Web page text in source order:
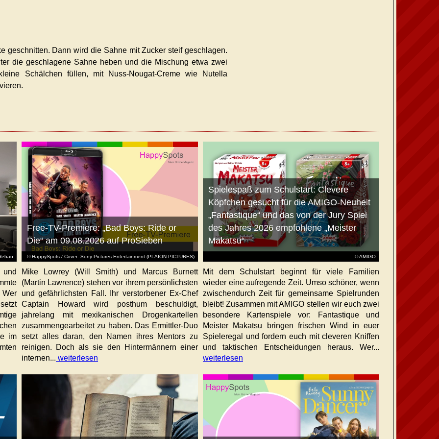
geschnitten. Dann wird die Sahne mit Zucker steif geschlagen.
die geschlagene Sahne heben und die Mischung etwa zwei
Schälchen füllen, mit Nuss-Nougat-Creme wie Nutella
im
© HappySpots / Cover: Sony Pictures Entertainment (PLAION PICTURES)
Free-TV-Premiere: „Bad Boys: Ride or
Die“ am 09.08.2026 auf ProSieben
Mike Lowrey (Will Smith) und Marcus Burnett
(Martin Lawrence) stehen vor ihrem persönlichsten
und gefährlichsten Fall. Ihr verstorbener Ex-Chef
Captain Howard wird posthum beschuldigt,
jahrelang mit mexikanischen Drogenkartellen
zusammengearbeitet zu haben. Das Ermittler-Duo
setzt alles daran, den Namen ihres Mentors zu
reinigen. Doch als sie den Hintermännern einer
internen... weiterlesen
© AMIGO
Spielespaß zum Schulstart: Clevere
Köpfchen gesucht für die AMIGO-Neuheit
„Fantastique“ und das von der Jury Spiel
des Jahres 2026 empfohlene „Meister
Makatsu“
Mit dem Schulstart beginnt für viele Familien
wieder eine aufregende Zeit. Umso schöner, wenn
zwischendurch Zeit für gemeinsame Spielrunden
bleibt! Zusammen mit AMIGO stellen wir euch zwei
besondere Kartenspiele vor: Fantastique und
Meister Makatsu bringen frischen Wind in euer
Spieleregal und fordern euch mit cleveren Kniffen
und taktischen Entscheidungen heraus. Wer...
weiterlesen